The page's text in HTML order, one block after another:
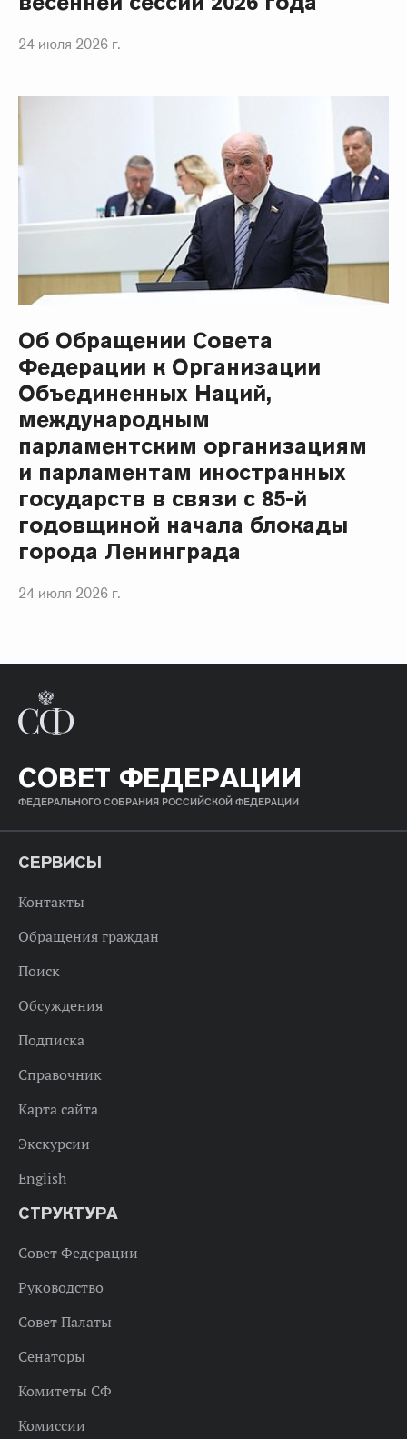
24 июля 2026 г.
Об Обращении Совета
Федерации к Организации
Объединенных Наций,
международным
парламентским организациям
и парламентам иностранных
государств в связи с 85-й
годовщиной начала блокады
города Ленинграда
24 июля 2026 г.
СОВЕТ ФЕДЕРАЦИИ
ФЕДЕРАЛЬНОГО СОБРАНИЯ РОССИЙСКОЙ ФЕДЕРАЦИИ
СЕРВИСЫ
Контакты
Обращения граждан
Поиск
Обсуждения
Подписка
Справочник
Карта сайта
Экскурсии
English
СТРУКТУРА
Совет Федерации
Руководство
Совет Палаты
Сенаторы
Комитеты СФ
Комиссии